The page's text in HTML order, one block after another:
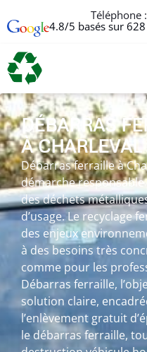
Téléphone :
4.8/5 basés sur
DÉBARRAS
À CHARLEVAL
Débarras ferraille à
démarche
des déchets
d’usage. Le recyclage
des enjeux
à des besoins très
comme pour les
Débarras ferraille,
solution claire,
l’enlèvement gratuit
le débarras ferraille,